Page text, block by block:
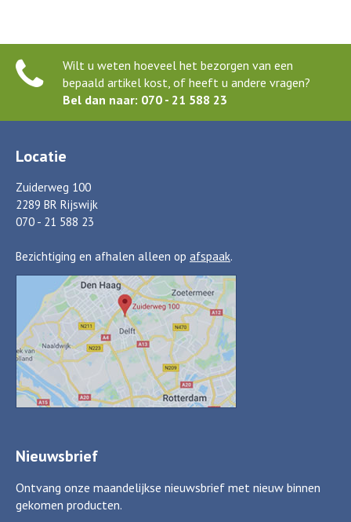
Wilt u weten hoeveel het bezorgen van een
bepaald artikel kost, of heeft u andere vragen?
Bel dan naar: 070 - 21 588 23
Locatie
Zuiderweg 100
2289 BR Rijswijk
070 - 21 588 23
Bezichtiging en afhalen alleen op afspaak.
Nieuwsbrief
Ontvang onze maandelijkse nieuwsbrief met nieuw binnen
gekomen producten.